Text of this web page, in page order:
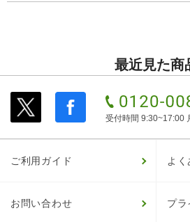
最近見た商
受付時間 9:30~17:00
ご利用ガイド よく
お問い合わせ プラ